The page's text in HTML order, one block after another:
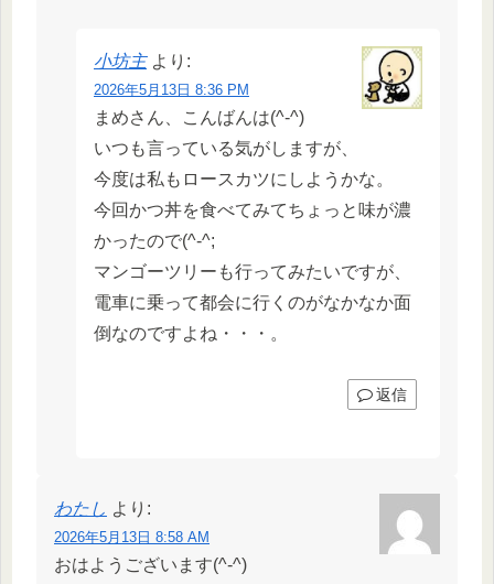
小坊主 より:
2026年5月13日 8:36 PM
まめさん、こんばんは(^-^)
いつも言っている気がしますが、
今度は私もロースカツにしようかな。
今回かつ丼を食べてみてちょっと味が濃
かったので(^-^;
マンゴーツリーも行ってみたいですが、
電車に乗って都会に行くのがなかなか面
倒なのですよね・・・。
返信
わたし より:
2026年5月13日 8:58 AM
おはようございます(^-^)